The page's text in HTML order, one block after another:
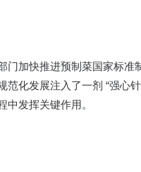
门加快推进预制菜国家标准
化发展注入了一剂 “强心
发挥关键作用。​